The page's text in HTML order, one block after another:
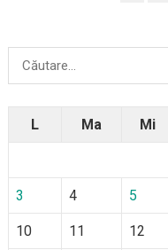
Caută
L Ma Mi
3 4 5
10 11 12